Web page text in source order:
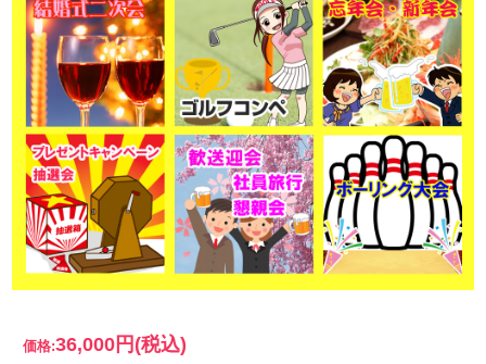
価格:36,000円 (税込)